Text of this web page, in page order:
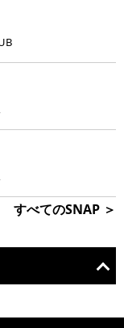
すべてのSNAP ＞